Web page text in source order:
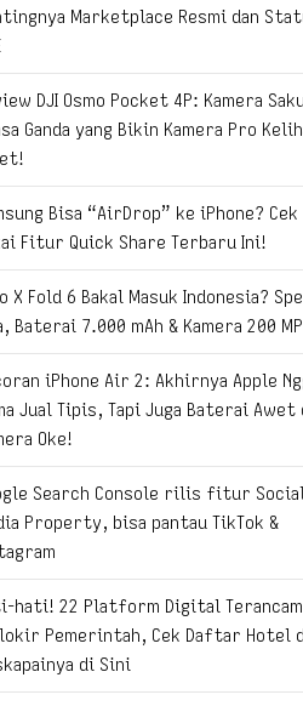
Marketplace Resmi dan
DJI Osmo Pocket 4P: Kamera
Ganda yang Bikin Kamera Pro
Bisa “AirDrop” ke iPhone? Cek
Fitur Quick Share Terbaru Ini!
X Fold 6 Bakal Masuk Indonesia?
Baterai 7.000 mAh & Kamera 200
iPhone Air 2: Akhirnya Apple
Jual Tipis, Tapi Juga Baterai Awet
Oke!
Search Console rilis fitur
Property, bisa pantau TikTok &
hati! 22 Platform Digital Terancam
Pemerintah, Cek Daftar Hotel
di Sini